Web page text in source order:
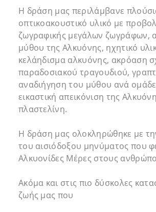
Η δράση μας περιλάμβανε
οπτικοακουστικό υλικό με
ζωγραφικής μεγάλων ζωγράφων,
μύθου της Αλκυόνης, ηχητικό
κελάηδισμα αλκυόνης, ακρόαση
παραδοσιακού τραγουδιού,
αναδιήγηση του μύθου ανά
εικαστική απεικόνιση της
πλαστελίνη.
Η δράση μας ολοκληρώθηκε με
του αισιόδοξου μηνύματος που
Αλκυονίδες Μέρες στους
Ακόμα και στις πιο δύσκολες
ζωής μας που